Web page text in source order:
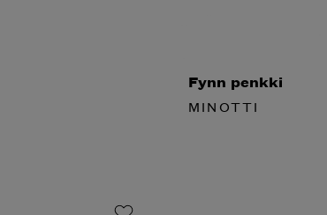
Fynn penkki
MINOTTI